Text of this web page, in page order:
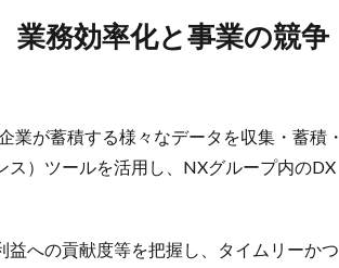
業が蓄積する様々なデータを収集・蓄積・
）ツールを活用し、NXグループ内のDX
への貢献度等を把握し、タイムリーかつ